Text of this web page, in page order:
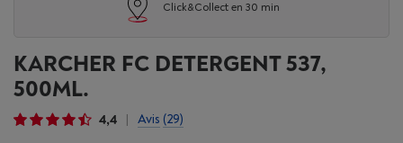
Click&Collect en 30 min
KARCHER FC DETERGENT 537,
500ML.
4,4 Avis (29)